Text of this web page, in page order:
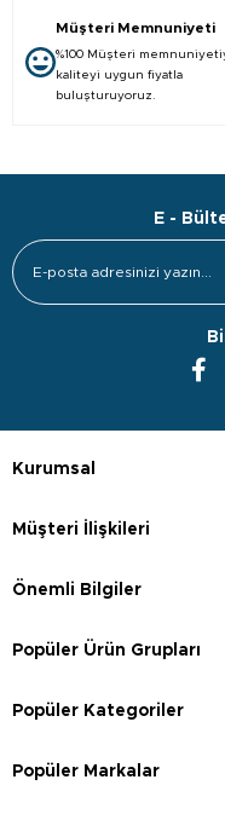
Müşteri Memnuniyeti
%100 Müşteri
kaliteyi uygun fiyatla
buluşturuyoruz.
E -
Kurumsal
Müşteri İlişkileri
Önemli Bilgiler
Popüler Ürün Grupları
Popüler Kategoriler
Popüler Markalar